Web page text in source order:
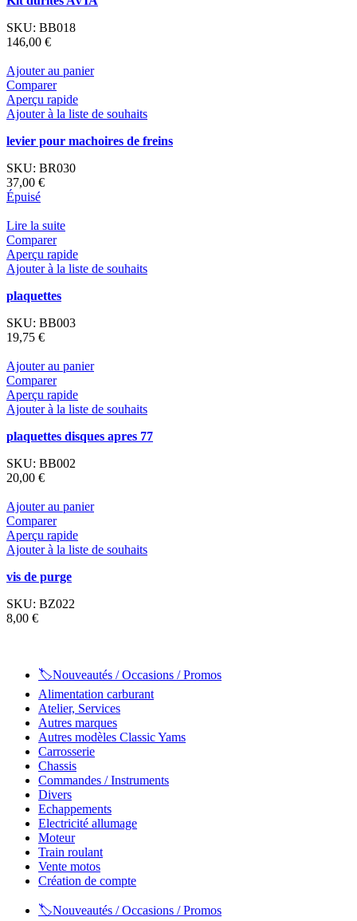
SKU: BB018
146,00 €
Ajouter au panier
Comparer
Aperçu rapide
Ajouter à la liste de souhaits
levier pour machoires de freins
SKU: BR030
37,00 €
Épuisé
Lire la suite
Comparer
Aperçu rapide
Ajouter à la liste de souhaits
plaquettes
SKU: BB003
19,75 €
Ajouter au panier
Comparer
Aperçu rapide
Ajouter à la liste de souhaits
plaquettes disques apres 77
SKU: BB002
20,00 €
Ajouter au panier
Comparer
Aperçu rapide
Ajouter à la liste de souhaits
vis de purge
SKU: BZ022
8,00 €
🏷️Nouveautés / Occasions / Promos
Alimentation carburant
Atelier, Services
Autres marques
Autres modèles Classic Yams
Carrosserie
Chassis
Commandes / Instruments
Divers
Echappements
Electricité allumage
Moteur
Train roulant
Vente motos
Création de compte
🏷️Nouveautés / Occasions / Promos